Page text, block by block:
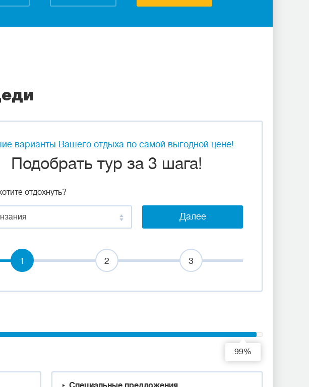
варианты Вашего отдыха по самой выгодной цене!
Подобрать тур за 3 шага!
отдохнуть?
Далее
1 2 3
99%